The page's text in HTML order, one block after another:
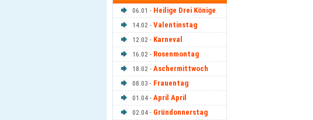
06.01 - Heilige Drei Könige
14.02 - Valentinstag
12.02 - Karneval
16.02 - Rosenmontag
18.02 - Aschermittwoch
08.03 - Frauentag
01.04 - April April
02.04 - Gründonnerstag